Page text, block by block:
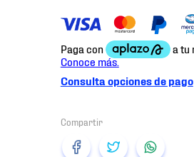
Consulta opciones de pago